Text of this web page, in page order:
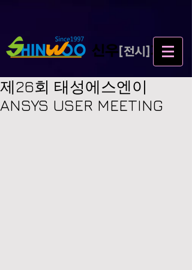
제26회 태성에스엔이
ANSYS USER MEETING